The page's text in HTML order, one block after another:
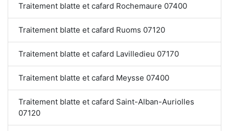
Traitement blatte et cafard Rochemaure 07400
Traitement blatte et cafard Ruoms 07120
Traitement blatte et cafard Lavilledieu 07170
Traitement blatte et cafard Meysse 07400
Traitement blatte et cafard Saint-Alban-Auriolles
07120